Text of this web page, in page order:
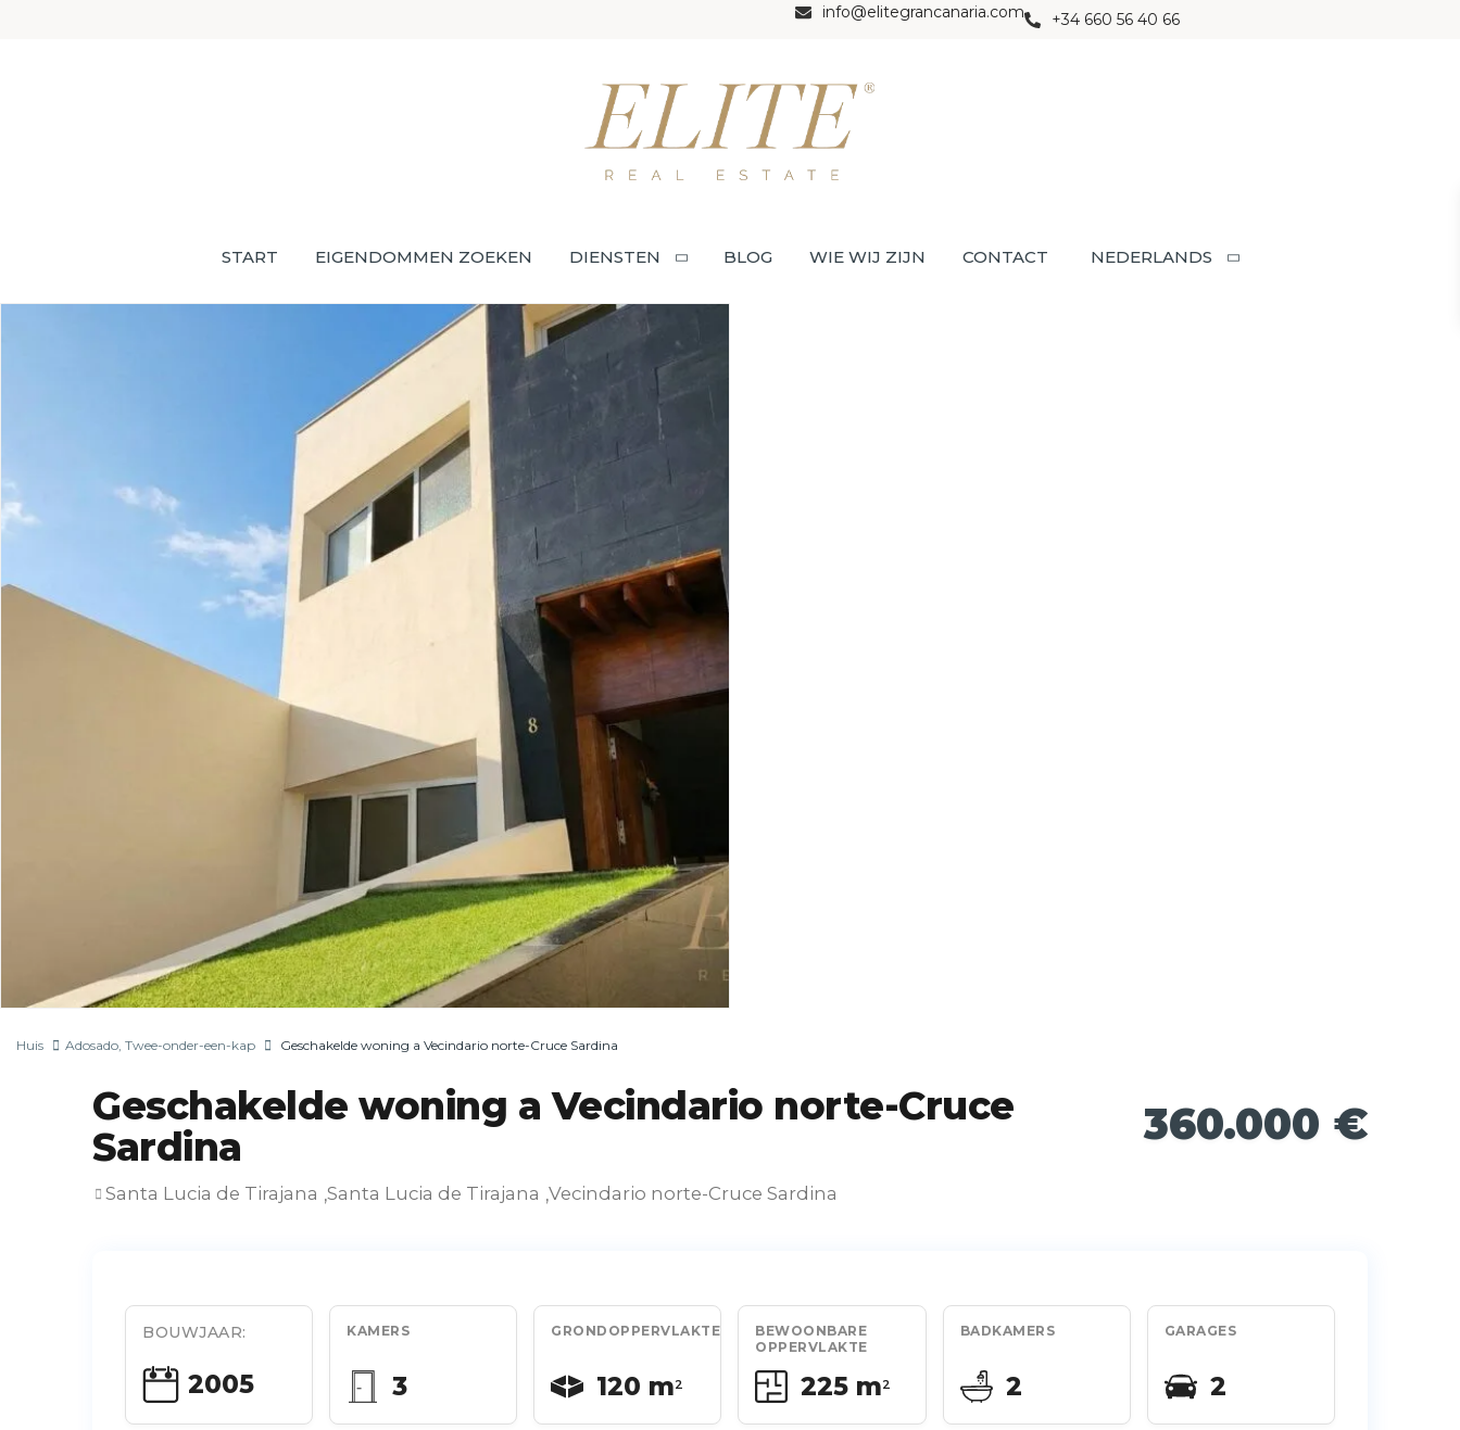
info@elitegrancanaria.com +34 660 56 40 66
START EIGENDOMMEN ZOEKEN DIENSTEN BLOG WIE WIJ ZIJN CONTACT NEDERLANDS
Huis Adosado, Twee-onder-een-kap Geschakelde woning a Vecindario norte-Cruce Sardina
Geschakelde woning a Vecindario norte-Cruce
Sardina
360.000 €
Santa Lucia de Tirajana ,Santa Lucia de Tirajana ,Vecindario norte-Cruce Sardina
BOUWJAAR:
2005
KAMERS
3
GRONDOPPERVLAKTE
120 m2
BEWOONBARE
OPPERVLAKTE
225 m2
BADKAMERS
2
GARAGES
2